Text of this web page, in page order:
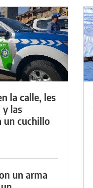
la calle, les
y las
un cuchillo
un arma